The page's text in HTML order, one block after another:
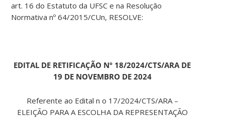
art. 16 do Estatuto da UFSC e na Resolução
Normativa nº 64/2015/CUn, RESOLVE:
EDITAL DE RETIFICAÇÃO Nº 18/2024/CTS/ARA DE
19 DE NOVEMBRO DE 2024
Referente ao Edital n o 17/2024/CTS/ARA –
ELEIÇÃO PARA A ESCOLHA DA REPRESENTAÇÃO